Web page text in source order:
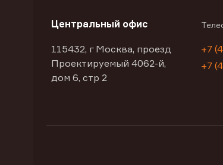
Центральный офис
115432, г Москва, проезд
Проектируемый 4062-й,
дом 6, стр 2
+7
+7